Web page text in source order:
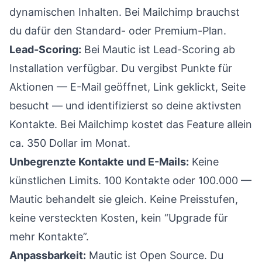
dynamischen Inhalten. Bei Mailchimp brauchst
du dafür den Standard- oder Premium-Plan.
Lead-Scoring: Bei Mautic ist Lead-Scoring ab
Installation verfügbar. Du vergibst Punkte für
Aktionen — E-Mail geöffnet, Link geklickt, Seite
besucht — und identifizierst so deine aktivsten
Kontakte. Bei Mailchimp kostet das Feature allein
ca. 350 Dollar im Monat.
Unbegrenzte Kontakte und E-Mails: Keine
künstlichen Limits. 100 Kontakte oder 100.000 —
Mautic behandelt sie gleich. Keine Preisstufen,
keine versteckten Kosten, kein “Upgrade für
mehr Kontakte”.
Anpassbarkeit: Mautic ist Open Source. Du